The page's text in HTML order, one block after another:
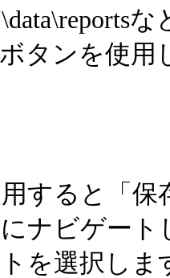
ボタンを使用
すると「
ナビゲー
を選択しま